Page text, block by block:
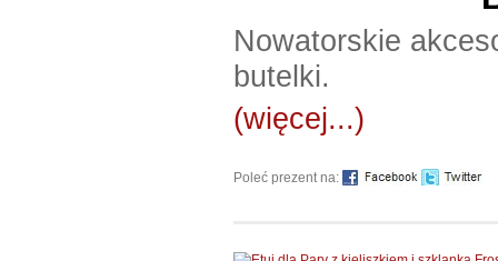
Nowatorskie
butelki.
(więcej...)
Poleć prezent na: